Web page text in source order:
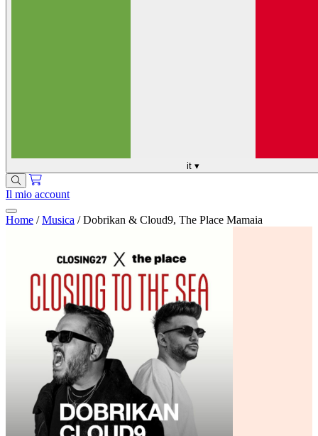
it ▾
Il mio account
Home / Musica / Dobrikan & Cloud9, The Place Mamaia